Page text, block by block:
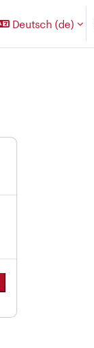
Deutsch ‎(de)‎